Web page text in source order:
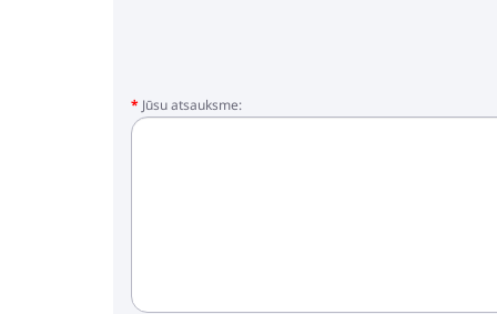
- Lietus plēve
- Moskītu tīkls
Jūsu atsauksme: